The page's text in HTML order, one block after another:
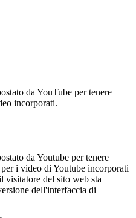
da YouTube per tenere
incorporati.
da Youtube per tenere
i video di Youtube incorporati
visitatore del sito web sta
dell'interfaccia di